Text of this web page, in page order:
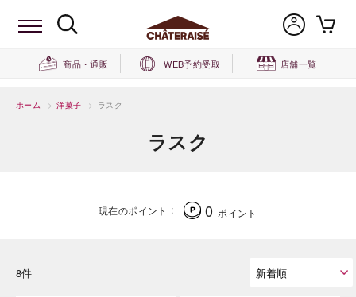
商品・通販 WEB予約受取 店舗一覧
ホーム > 洋菓子 > ラスク
ラスク
現在のポイント 0 ポイント
8件